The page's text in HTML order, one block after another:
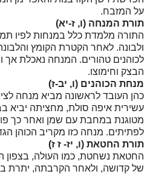
על המזבח.
תורת המנחה (ו, ז-יא)
התורה מלמדת כלל במנחות לפיו
ולבונה. לאחר הקטרת הקומץ
לכוהנים טהורים. המנחה נאכלת
הבצק וחימוצו.
מנחת הכוהנים (ו, יב-ז)
כהן העובד לראשונה מביא מנחה
עשירית איפה סולת, מחציתה יביא
מטוגנת במחבת עם שמן ואחר כך
לפתיתים. מנחה כזו מקריב הכוהן
תורת החטאת (ו, יז- ז ז)
החטאת נשחטת, כמו העולה, בצפון
של קדושה, ולאחר הקרבתה, יתרת